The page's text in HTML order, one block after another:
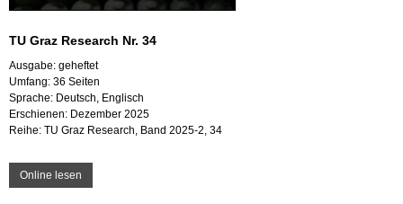
TU Graz Re­se­arch Nr. 34
Aus­ga­be: ge­hef­tet
Um­fang: 36 Sei­ten
Spra­che: Deutsch, Eng­lisch
Er­schie­nen: De­zem­ber 2025
Reihe: TU Graz Re­se­arch, Band 2025-2, 34
On­line lesen